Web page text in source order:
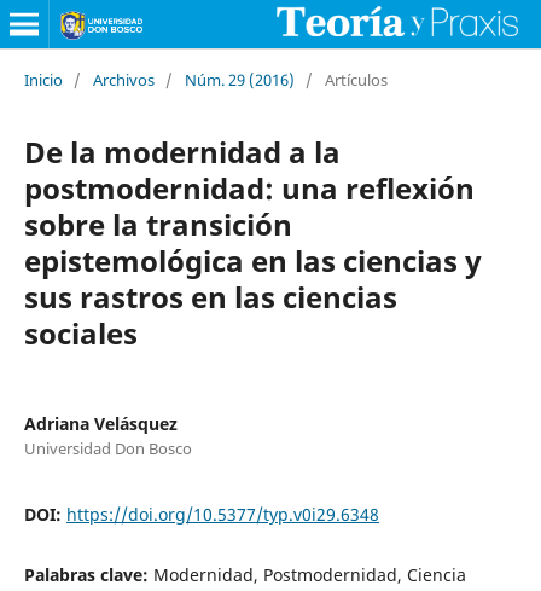
Inicio / Archivos / Núm. 29 (2016) / Artículos
De la modernidad a la
postmodernidad: una reflexión
sobre la transición
epistemológica en las ciencias y
sus rastros en las ciencias
sociales
Adriana Velásquez
Universidad Don Bosco
DOI: https://doi.org/10.5377/typ.v0i29.6348
Palabras clave: Modernidad, Postmodernidad, Ciencia